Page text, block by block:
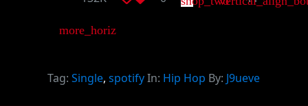
more_horiz
Tag: Single, spotifyIn: Hip Hop By: J9ueve